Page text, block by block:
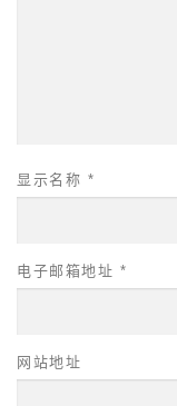
显示名称 *
电子邮箱地址 *
网站地址